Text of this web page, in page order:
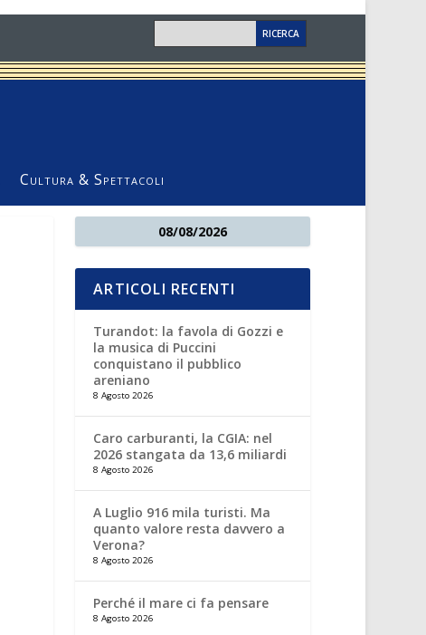
Cultura & Spettacoli
08/08/2026
ARTICOLI RECENTI
Turandot: la favola di Gozzi e
la musica di Puccini
conquistano il pubblico
areniano
8 Agosto 2026
Caro carburanti, la CGIA: nel
2026 stangata da 13,6 miliardi
8 Agosto 2026
A Luglio 916 mila turisti. Ma
quanto valore resta davvero a
Verona?
8 Agosto 2026
Perché il mare ci fa pensare
8 Agosto 2026